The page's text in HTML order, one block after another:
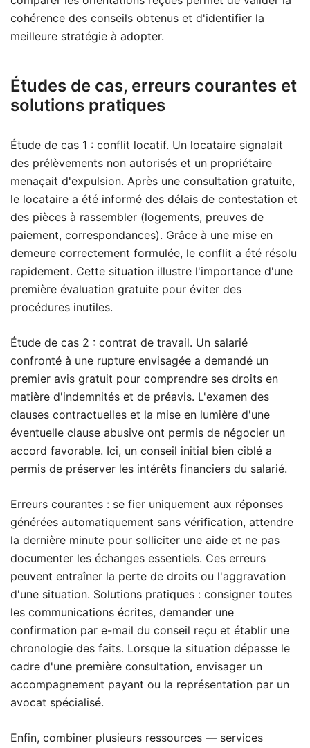
cohérence des conseils obtenus et d'identifier la
meilleure stratégie à adopter.
Études de cas, erreurs courantes et
solutions pratiques
Étude de cas 1 : conflit locatif. Un locataire signalait
des prélèvements non autorisés et un propriétaire
menaçait d'expulsion. Après une consultation gratuite,
le locataire a été informé des délais de contestation et
des pièces à rassembler (logements, preuves de
paiement, correspondances). Grâce à une mise en
demeure correctement formulée, le conflit a été résolu
rapidement. Cette situation illustre l'importance d'une
première évaluation gratuite pour éviter des
procédures inutiles.
Étude de cas 2 : contrat de travail. Un salarié
confronté à une rupture envisagée a demandé un
premier avis gratuit pour comprendre ses droits en
matière d'indemnités et de préavis. L'examen des
clauses contractuelles et la mise en lumière d'une
éventuelle clause abusive ont permis de négocier un
accord favorable. Ici, un conseil initial bien ciblé a
permis de préserver les intérêts financiers du salarié.
Erreurs courantes : se fier uniquement aux réponses
générées automatiquement sans vérification, attendre
la dernière minute pour solliciter une aide et ne pas
documenter les échanges essentiels. Ces erreurs
peuvent entraîner la perte de droits ou l'aggravation
d'une situation. Solutions pratiques : consigner toutes
les communications écrites, demander une
confirmation par e-mail du conseil reçu et établir une
chronologie des faits. Lorsque la situation dépasse le
cadre d'une première consultation, envisager un
accompagnement payant ou la représentation par un
avocat spécialisé.
Enfin, combiner plusieurs ressources — services